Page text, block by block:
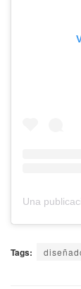
Tags: